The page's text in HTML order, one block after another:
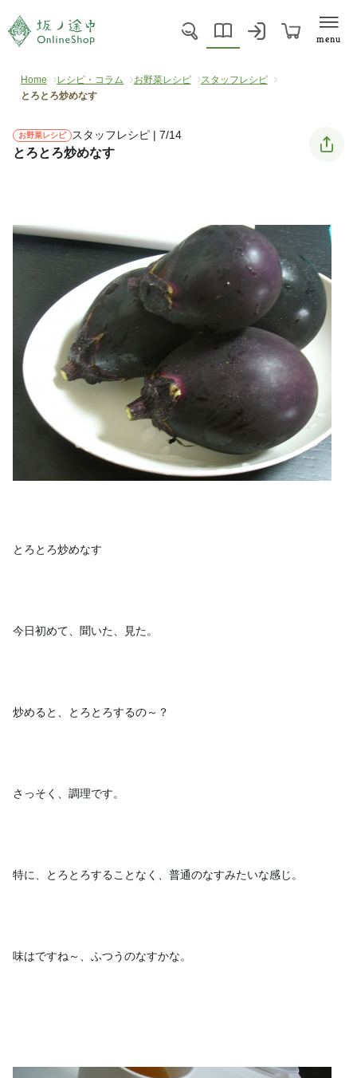
menu
Home レシピ・コラム お野菜レシピ
スタッフレシピ
とろとろ炒めなす
お野菜レシピ スタッフレシピ | 7/14
とろとろ炒めなす
とろとろ炒めなす
今日初めて、聞いた、見た。
炒めると、とろとろするの～？
さっそく、調理です。
特に、とろとろすることなく、普通のなすみたいな感じ。
味はですね～、ふつうのなすかな。